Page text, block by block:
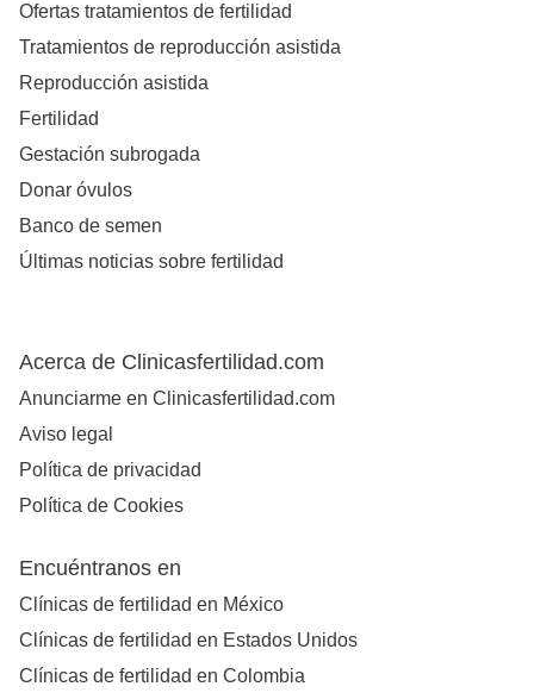
Ofertas tratamientos de fertilidad
Tratamientos de reproducción asistida
Reproducción asistida
Fertilidad
Gestación subrogada
Donar óvulos
Banco de semen
Últimas noticias sobre fertilidad
Acerca de Clinicasfertilidad.com
Anunciarme en Clinicasfertilidad.com
Aviso legal
Política de privacidad
Política de Cookies
Encuéntranos en
Clínicas de fertilidad en México
Clínicas de fertilidad en Estados Unidos
Clínicas de fertilidad en Colombia